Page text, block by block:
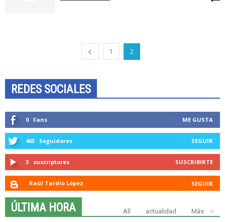
1 2
REDES SOCIALES
0 Fans ME GUSTA
465 Seguidores SEGUIR
3 suscriptores SUSCRIBIRTE
Raúl Tardío López SEGUIR
ÚLTIMA HORA All actualidad Más